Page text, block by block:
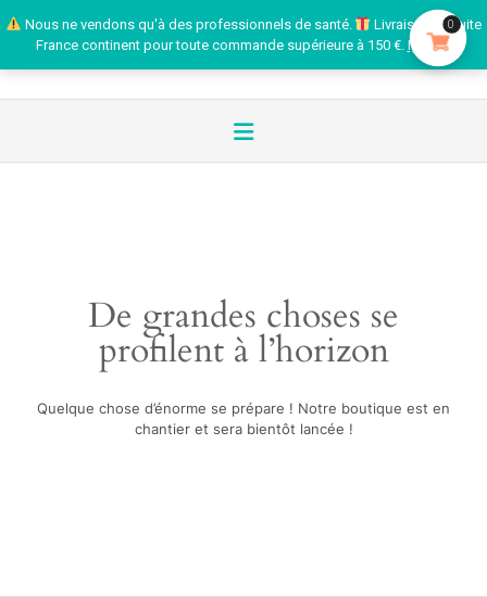
Nous ne vendons qu'à des professionnels de santé.
Livraison gratuite
France continent pour toute commande supérieure à 150 €. Ignorer
De grandes choses se
profilent à l’horizon
Quelque chose d’énorme se prépare ! Notre boutique est en
chantier et sera bientôt lancée !
0